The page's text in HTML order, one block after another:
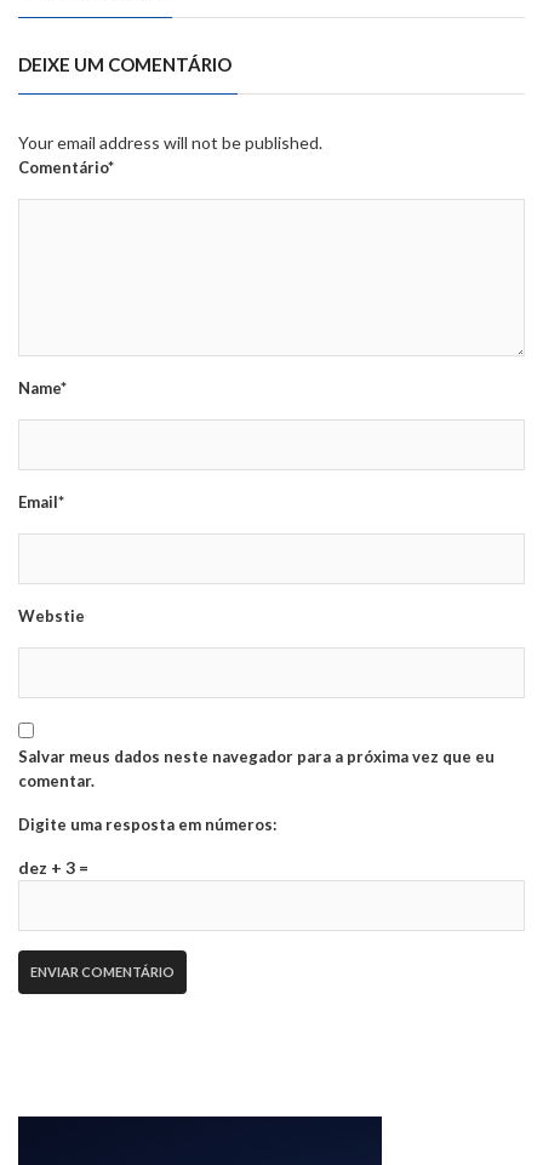
DEIXE UM COMENTÁRIO
Your email address will not be published.
Comentário*
Name*
Email*
Webstie
Salvar meus dados neste navegador para a próxima vez que eu
comentar.
Digite uma resposta em números:
dez + 3 =